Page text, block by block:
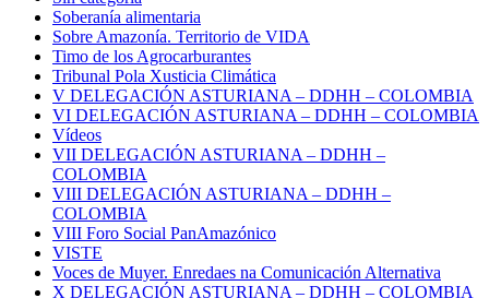
Soberanía alimentaria
Sobre Amazonía. Territorio de VIDA
Timo de los Agrocarburantes
Tribunal Pola Xusticia Climática
V DELEGACIÓN ASTURIANA – DDHH – COLOMBIA
VI DELEGACIÓN ASTURIANA – DDHH – COLOMBIA
Vídeos
VII DELEGACIÓN ASTURIANA – DDHH –
COLOMBIA
VIII DELEGACIÓN ASTURIANA – DDHH –
COLOMBIA
VIII Foro Social PanAmazónico
VISTE
Voces de Muyer. Enredaes na Comunicación Alternativa
X DELEGACIÓN ASTURIANA – DDHH – COLOMBIA